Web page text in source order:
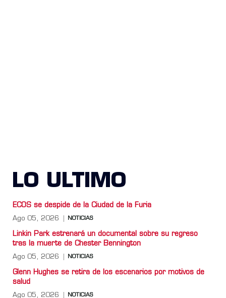
LO ULTIMO
ECOS se despide de la Ciudad de la Furia
Ago 05, 2026 NOTICIAS
Linkin Park estrenará un documental sobre su regreso
tras la muerte de Chester Bennington
Ago 05, 2026 NOTICIAS
Glenn Hughes se retira de los escenarios por motivos de
salud
Ago 05, 2026 NOTICIAS